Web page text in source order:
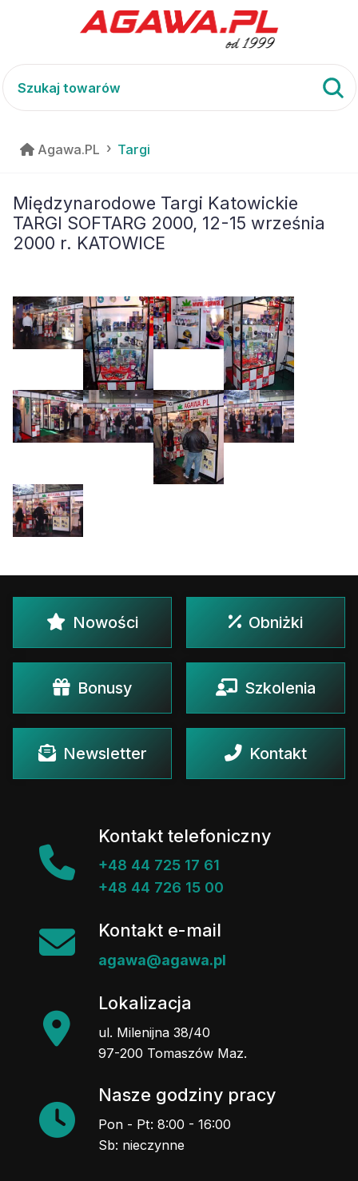
Agawa.PL Targi
Międzynarodowe Targi Katowickie
TARGI SOFTARG 2000, 12-15 września
2000 r. KATOWICE
Nowości Obniżki
Bonusy Szkolenia
Newsletter Kontakt
Kontakt telefoniczny
+48 44 725 17 61
+48 44 726 15 00
Kontakt e-mail
agawa@agawa.pl
Lokalizacja
ul. Milenijna 38/40
97-200 Tomaszów Maz.
Nasze godziny pracy
Pon - Pt: 8:00 - 16:00
Sb: nieczynne